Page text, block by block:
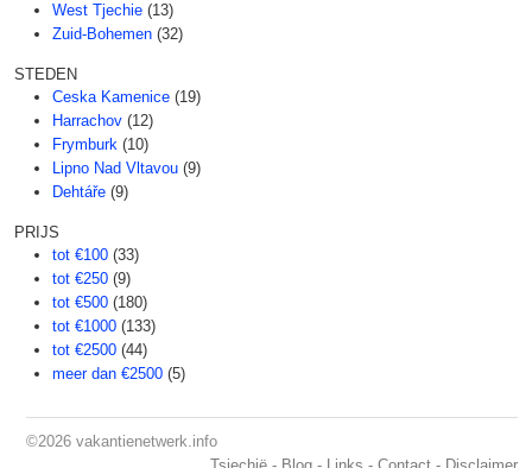
West Tjechie (13)
Zuid-Bohemen (32)
STEDEN
Ceska Kamenice (19)
Harrachov (12)
Frymburk (10)
Lipno Nad Vltavou (9)
Dehtáře (9)
PRIJS
tot €100 (33)
tot €250 (9)
tot €500 (180)
tot €1000 (133)
tot €2500 (44)
meer dan €2500 (5)
©2026 vakantienetwerk.info